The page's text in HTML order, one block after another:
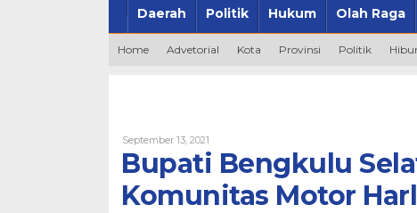
Daerah Politik Hukum Olah Raga
Home Advetorial Kota Provinsi Politik
September 13, 2021
Bintang2345
Bupati Bengkulu
Komunitas Motor